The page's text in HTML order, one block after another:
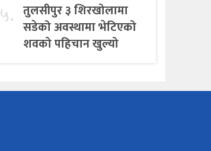
५. तुलसीपुर ३ शिरखोलामा
सडेको अवस्थामा भेटिएको
शवको पहिचान खुल्यो